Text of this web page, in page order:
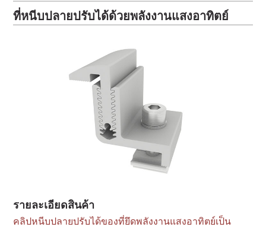
ที่หนีบปลายปรับได้ด้วยพลังงานแสงอาทิตย์
รายละเอียดสินค้า
คลิปหนีบปลายปรับได้ของที่ยึดพลังงานแสงอาทิตย์เป็น